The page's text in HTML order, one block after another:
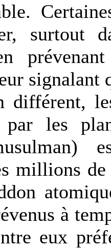
surtout
signalant
différent,
par les
millions de
à
eux